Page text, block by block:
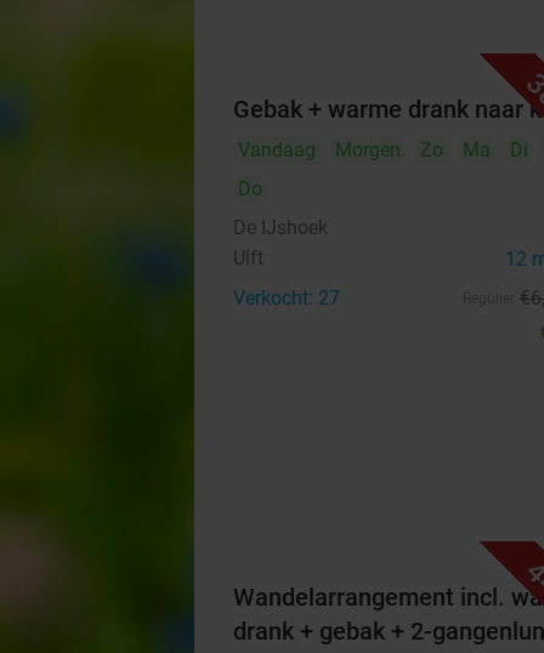
Gebak + warme drank naar
Vandaag Morgen Zo Ma Di
Do
De IJshoek
Ulft 12
Verkocht: 27 €6
Wandelarrangement incl.
drank + gebak + 2-